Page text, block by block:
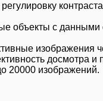
объекты с
изображения
досмотра
20000 изображений.